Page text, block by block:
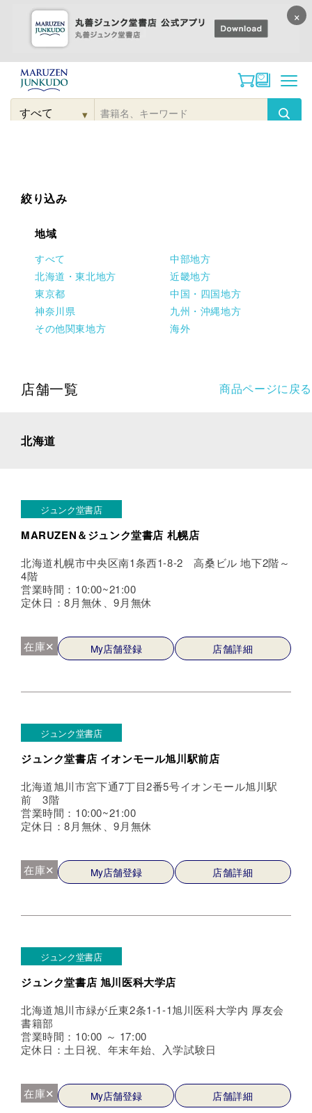
コンテンツに
進む
検
▾
絞り込み
地域
すべて
北海道・東北地方
東京都
神奈川県
その他関東地方
中部地方
近畿地方
中国・四国地方
九州・沖縄地方
海外
店舗一覧 商品ページに戻る
北海道
ジュンク堂書店
MARUZEN＆ジュンク堂書店 札幌店
北海道札幌市中央区南1条西1-8-2 高桑ビル 地下2階～
4階
営業時間：10:00~21:00
定休日：8月無休、9月無休
在庫✕ My店舗登録 店舗詳細
ジュンク堂書店
ジュンク堂書店 イオンモール旭川駅前店
北海道旭川市宮下通7丁目2番5号イオンモール旭川駅
前 3階
営業時間：10:00~21:00
定休日：8月無休、9月無休
在庫✕ My店舗登録 店舗詳細
ジュンク堂書店
ジュンク堂書店 旭川医科大学店
北海道旭川市緑が丘東2条1-1-1旭川医科大学内 厚友会
書籍部
営業時間：10:00 ～ 17:00
定休日：土日祝、年末年始、入学試験日
在庫✕ My店舗登録 店舗詳細
×